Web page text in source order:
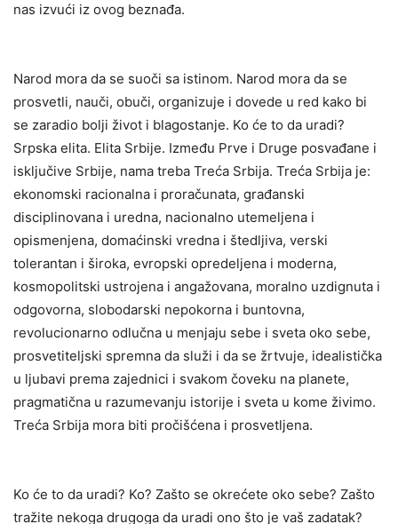
nas izvući iz ovog beznađa.
Narod mora da se suoči sa istinom. Narod mora da se
prosvetli, nauči, obuči, organizuje i dovede u red kako bi
se zaradio bolji život i blagostanje. Ko će to da uradi?
Srpska elita. Elita Srbije. Između Prve i Druge posvađane i
isključive Srbije, nama treba Treća Srbija. Treća Srbija je:
ekonomski racionalna i proračunata, građanski
disciplinovana i uredna, nacionalno utemeljena i
opismenjena, domaćinski vredna i štedljiva, verski
tolerantan i široka, evropski opredeljena i moderna,
kosmopolitski ustrojena i angažovana, moralno uzdignuta i
odgovorna, slobodarski nepokorna i buntovna,
revolucionarno odlučna u menjaju sebe i sveta oko sebe,
prosvetiteljski spremna da služi i da se žrtvuje, idealistička
u ljubavi prema zajednici i svakom čoveku na planete,
pragmatična u razumevanju istorije i sveta u kome živimo.
Treća Srbija mora biti pročišćena i prosvetljena.
Ko će to da uradi? Ko? Zašto se okrećete oko sebe? Zašto
tražite nekoga drugoga da uradi ono što je vaš zadatak?